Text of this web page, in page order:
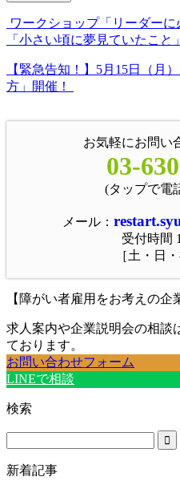
ワークショップ「リーダー
「小さい頃に夢見ていたこと」
【緊急告知！】5月15日（月
方」開催！
お気軽にお問い
03-
(タップで電
メール：
受付時間
［土・日
【障がい者雇用をお考えの企
求人案内や企業説明会の相談
ております。
お問い合わせフォーム
LINEで相談
検索
新着記事